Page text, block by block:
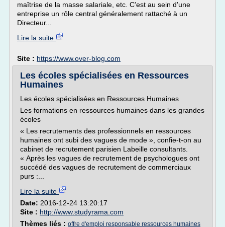
maîtrise de la masse salariale, etc. C'est au sein d'une
entreprise un rôle central généralement rattaché à un
Directeur...
Lire la suite
Site : https://www.over-blog.com
Les écoles spécialisées en Ressources
Humaines
Les écoles spécialisées en Ressources Humaines
Les formations en ressources humaines dans les grandes
écoles
« Les recrutements des professionnels en ressources
humaines ont subi des vagues de mode », confie-t-on au
cabinet de recrutement parisien Labeille consultants.
« Après les vagues de recrutement de psychologues ont
succédé des vagues de recrutement de commerciaux
purs :...
Lire la suite
Date: 2016-12-24 13:20:17
Site : http://www.studyrama.com
Thèmes liés : offre d'emploi responsable ressources humaines